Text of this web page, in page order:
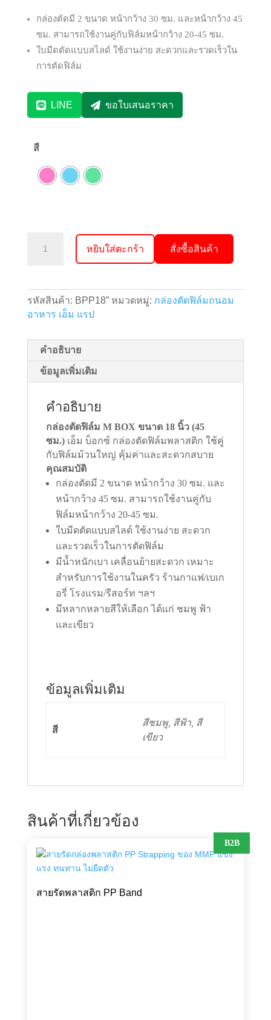
กล่องตัดมี 2 ขนาด หน้ากว้าง 30 ซม. และหน้ากว้าง 45
ซม. สามารถใช้งานคู่กับฟิล์มหน้ากว้าง 20-45 ซม.
ใบมีดตัดแบบสไลด์ ใช้งานง่าย สะดวกและรวดเร็วใน
การตัดฟิล์ม
LINE ขอใบเสนอราคา
สี
ตัด
สไลด์
หน้า
กว้าง45
หยิบใส่ตะกร้า สั่งซื้อสินค้า
รหัสสินค้า: BPP18” หมวดหมู่: กล่องตัดฟิล์มถนอม
อาหาร เอ็ม แรป
คำอธิบาย
ข้อมูลเพิ่มเติม
คำอธิบาย
กล่องตัดฟิล์ม M BOX ขนาด 18 นิ้ว (45
ซม.)เอ็ม บ็อกซ์ กล่องตัดฟิล์มพลาสติก ใช้คู่
กับฟิล์มม้วนใหญ่ คุ้มค่าและสะดวกสบาย
คุณสมบัติ
กล่องตัดมี 2 ขนาด หน้ากว้าง 30 ซม. และ
หน้ากว้าง 45 ซม. สามารถใช้งานคู่กับ
ฟิล์มหน้ากว้าง 20-45 ซม.
ใบมีดตัดแบบสไลด์ ใช้งานง่าย สะดวก
และรวดเร็วในการตัดฟิล์ม
มีน้ำหนักเบา เคลื่อนย้ายสะดวก เหมาะ
สำหรับการใช้งานในครัว ร้านกาแฟ/เบเก
อรี่ โรงแรม/รีสอร์ท ฯลฯ
มีหลากหลายสีให้เลือก ได้แก่ ชมพู ฟ้า
และเขียว
ข้อมูลเพิ่มเติม
สี
สีชมพู, สีฟ้า, สี
เขียว
สินค้าที่เกี่ยวข้อง
B2B
สายรัดพลาสติก PP Band